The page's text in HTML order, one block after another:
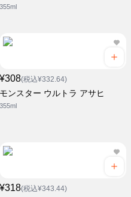
355ml
¥308(税込¥332.64)
モンスター ウルトラ アサヒ
355ml
¥318(税込¥343.44)